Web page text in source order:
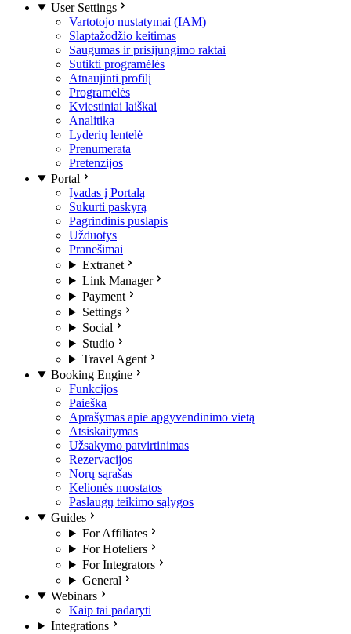
User Settings
Vartotojo nustatymai (IAM)
Slaptažodžio keitimas
Saugumas ir prisijungimo raktai
Sutikti programėlės
Atnaujinti profilį
Programėlės
Kviestiniai laiškai
Analitika
Lyderių lentelė
Prenumerata
Pretenzijos
Portal
Įvadas į Portalą
Sukurti paskyrą
Pagrindinis puslapis
Užduotys
Pranešimai
Extranet
Link Manager
Payment
Settings
Social
Studio
Travel Agent
Booking Engine
Funkcijos
Paieška
Aprašymas apie apgyvendinimo vietą
Atsiskaitymas
Užsakymo patvirtinimas
Rezervacijos
Norų sąrašas
Kelionės nuostatos
Paslaugų teikimo sąlygos
Guides
For Affiliates
For Hoteliers
For Integrators
General
Webinars
Kaip tai padaryti
Integrations